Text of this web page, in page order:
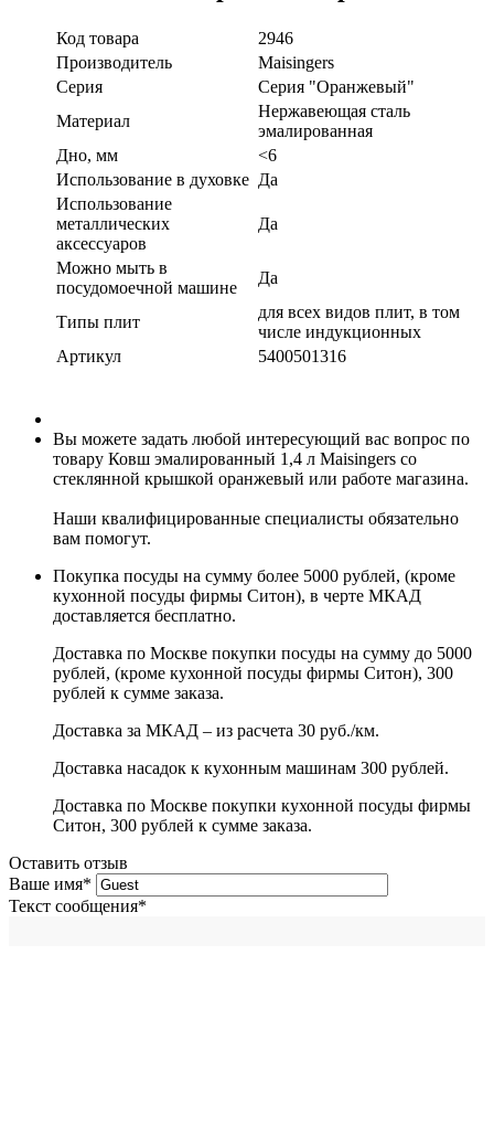
Код товара
2946
Производитель
Maisingers
Серия
Серия "Оранжевый"
Материал
Нержавеющая сталь
эмалированная
Дно, мм
<6
Использование в духовке Да
Использование
металлических
аксессуаров
Да
Можно мыть в
посудомоечной машине
Да
Типы плит
для всех видов плит, в том
числе индукционных
Артикул
5400501316
Вы можете задать любой интересующий вас вопрос по
товару Ковш эмалированный 1,4 л Maisingers со
стеклянной крышкой оранжевый или работе магазина.
Наши квалифицированные специалисты обязательно
вам помогут.
Покупка посуды на сумму более 5000 рублей, (кроме
кухонной посуды фирмы Ситон), в черте МКАД
доставляется бесплатно.
Доставка по Москве покупки посуды на сумму до 5000
рублей, (кроме кухонной посуды фирмы Ситон), 300
рублей к сумме заказа.
Доставка за МКАД – из расчета 30 руб./км.
Доставка насадок к кухонным машинам 300 рублей.
Доставка по Москве покупки кухонной посуды фирмы
Ситон, 300 рублей к сумме заказа.
Оставить отзыв
Ваше имя*
Текст сообщения*